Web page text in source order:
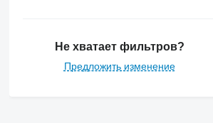
Не хватает фильтров?
Предложить изменение